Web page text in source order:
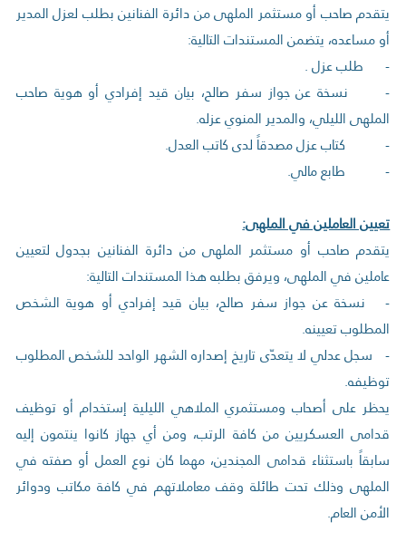
يتقدم صاحب أو مستثمر الملهى من دائرة الفنانين بطلب لعزل المدير
أو مساعده، يتضمن المستندات التالية:
- طلب عزل .
- نسخة عن جواز سفر صالح، بيان قيد إفرادي أو هوية صاحب
الملهى الليلي، والمدير المنوي عزله.
- كتاب عزل مصدقاً لدى كاتب العدل.
- طابع مالي.
تعيين العاملين في الملهى:
يتقدم صاحب أو مستثمر الملهى من دائرة الفنانين بجدول لتعيين
عاملين في الملهى، ويرفق بطلبه هذا المستندات التالية:
- نسخة عن جواز سفر صالح، بيان قيد إفرادي أو هوية الشخص
المطلوب تعيينه.
- سجل عدلي لا يتعدّى تاريخ إصداره الشهر الواحد للشخص المطلوب
توظيفه.
يحظر على أصحاب ومستثمري الملاهي الليلية إستخدام أو توظيف
قدامى العسكريين من كافة الرتب، ومن أي جهاز كانوا ينتمون إليه
سابقاً باستثناء قدامى المجندين، مهما كان نوع العمل أو صفته في
الملهى وذلك تحت طائلة وقف معاملاتهم في كافة مكاتب ودوائر
الأمن العام.